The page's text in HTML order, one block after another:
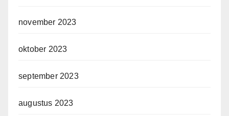
november 2023
oktober 2023
september 2023
augustus 2023